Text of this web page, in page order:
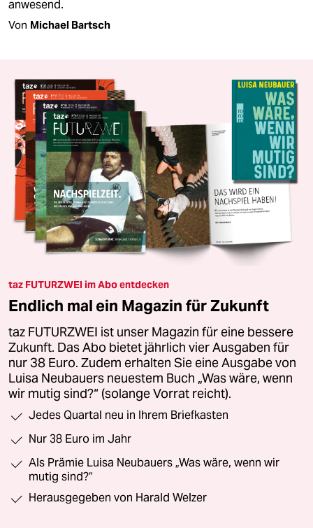
anwesend.
Von Michael Bartsch
taz FUTURZWEI im Abo entdecken
Endlich mal ein Magazin für Zukunft
taz FUTURZWEI ist unser Magazin für eine bessere
Zukunft. Das Abo bietet jährlich vier Ausgaben für
nur 38 Euro. Zudem erhalten Sie eine Ausgabe von
Luisa Neubauers neuestem Buch „Was wäre, wenn
wir mutig sind?“ (solange Vorrat reicht).
Jedes Quartal neu in Ihrem Briefkasten
Nur 38 Euro im Jahr
Als Prämie Luisa Neubauers „Was wäre, wenn wir
mutig sind?“
Herausgegeben von Harald Welzer